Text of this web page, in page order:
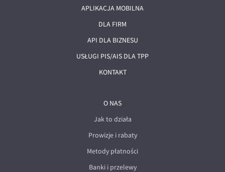
APLIKACJA MOBILNA
DLA FIRM
API DLA BIZNESU
USŁUGI PIS/AIS DLA TPP
KONTAKT
O NAS
Jak to działa
Prowizje i rabaty
Metody płatności
Banki i przelewy